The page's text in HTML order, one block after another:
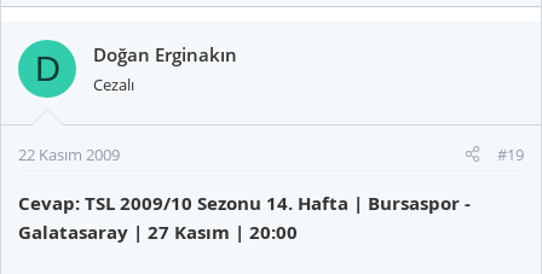
D Doğan Erginakın
Cezalı
22 Kasım 2009 #19
Cevap: TSL 2009/10 Sezonu 14. Hafta | Bursaspor -
Galatasaray | 27 Kasım | 20:00